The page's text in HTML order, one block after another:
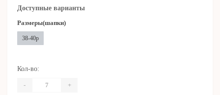
Доступные варианты
Размеры(шапки)
38-40р
Кол-во:
- +